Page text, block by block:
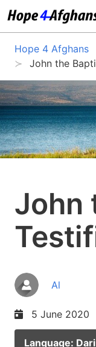
Hope 4 Afghans
John the
John
Al
5 June 2020
Language: Dari